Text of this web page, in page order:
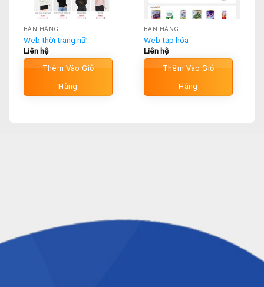
BÁN HÀNG
Web thời trang nữ
Liên hệ
Thêm Vào Giỏ
Hàng
BÁN HÀNG
Web tạp hóa
Liên hệ
Thêm Vào Giỏ
Hàng